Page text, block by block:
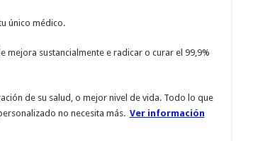
único médico.
mejora sustancialmente e radicar o curar el 99,9%
de su salud, o mejor nivel de vida. Todo lo que
no necesita más. Ver información